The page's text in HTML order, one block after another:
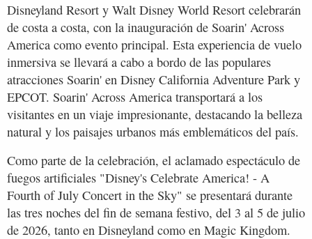
Disneyland Resort y Walt Disney World Resort celebrarán
de costa a costa, con la inauguración de Soarin' Across
America como evento principal. Esta experiencia de vuelo
inmersiva se llevará a cabo a bordo de las populares
atracciones Soarin' en Disney California Adventure Park y
EPCOT. Soarin' Across America transportará a los
visitantes en un viaje impresionante, destacando la belleza
natural y los paisajes urbanos más emblemáticos del país.
Como parte de la celebración, el aclamado espectáculo de
fuegos artificiales "Disney's Celebrate America! - A
Fourth of July Concert in the Sky" se presentará durante
las tres noches del fin de semana festivo, del 3 al 5 de julio
de 2026, tanto en Disneyland como en Magic Kingdom.